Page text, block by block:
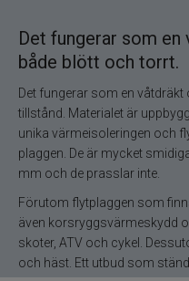
Halco
Headbanger
Hurricane
IFISH
Illex
Det fungerar som
både blött och torrt.
Det fungerar som en
tillstånd. Materialet är
unika värmeisoleringen och
plaggen. De är mycket
mm och de prasslar inte.
Förutom flytplaggen som
även korsryggsvärmeskydd
skoter, ATV och cykel.
och häst. Ett utbud som